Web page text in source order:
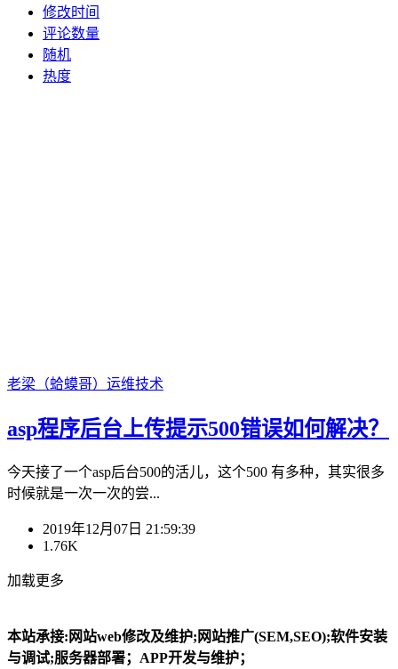
修改时间
评论数量
随机
热度
老梁（蛤蟆哥） 运维技术
asp程序后台上传提示500错误如何解决？
今天接了一个asp后台500的活儿，这个500 有多种，其实很多
时候就是一次一次的尝...
2019年12月07日 21:59:39
1.76K
加载更多
本站承接:网站web修改及维护;网站推广(SEM,SEO);软件安装
与调试;服务器部署；APP开发与维护；